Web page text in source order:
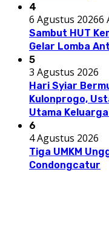
4
6 Agustus 20266
Sambut HUT
Gelar Lomba
5
3 Agustus 2026
Hari Syiar
Kulonprogo,
Utama
6
4 Agustus 2026
Tiga UMKM
Condongcatur